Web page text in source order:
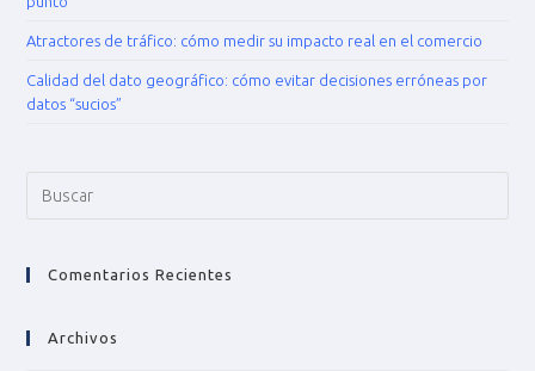
Atractores de tráfico: cómo medir su impacto real en el comercio
Calidad del dato geográfico: cómo evitar decisiones erróneas por
datos “sucios”
Comentarios Recientes
Archivos